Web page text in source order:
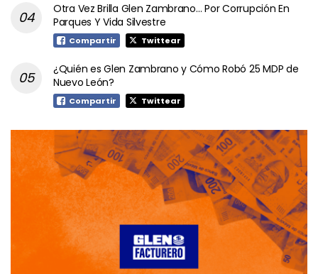
Otra Vez Brilla Glen Zambrano… Por Corrupción En
Parques Y Vida Silvestre
Compartir Twittear
¿Quién es Glen Zambrano y Cómo Robó 25 MDP de
Nuevo León?
Compartir Twittear